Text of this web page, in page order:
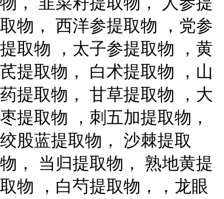
取物， 西洋参提取物 ，党参
提取物 ，太子参提取物 ，黄
芪提取物， 白术提取物 ，山
药提取物， 甘草提取物 ，大
枣提取物 ，刺五加提取物，
绞股蓝提取物， 沙棘提取
物， 当归提取物， 熟地黄提
取物 ，白芍提取物，，龙眼